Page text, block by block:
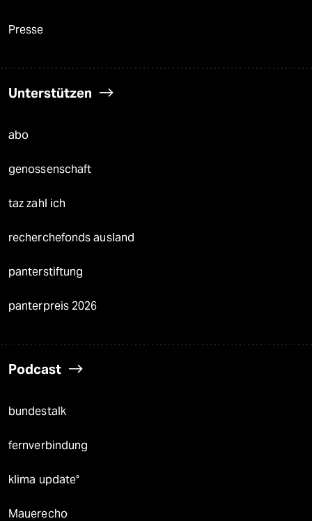
Presse
Unterstützen
abo
genossenschaft
taz zahl ich
recherchefonds ausland
panterstiftung
panterpreis 2026
Podcast
bundestalk
fernverbindung
klima update°
Mauerecho